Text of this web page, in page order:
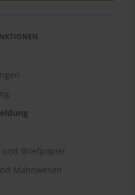
und Briefpapier
Mahnwesen